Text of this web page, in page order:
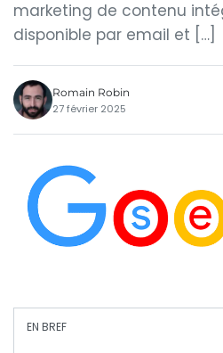
marketing de contenu
disponible par email et […]
Romain Robin
27 février 2025
EN BREF